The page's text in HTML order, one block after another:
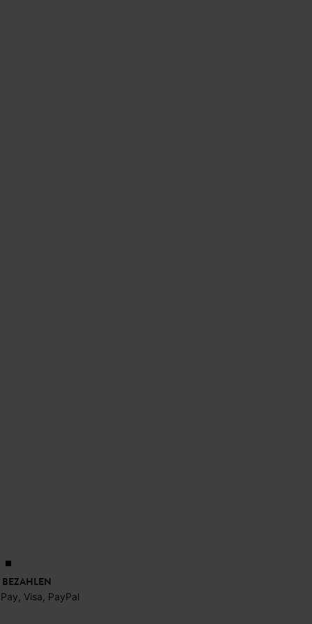
Visa, PayPal